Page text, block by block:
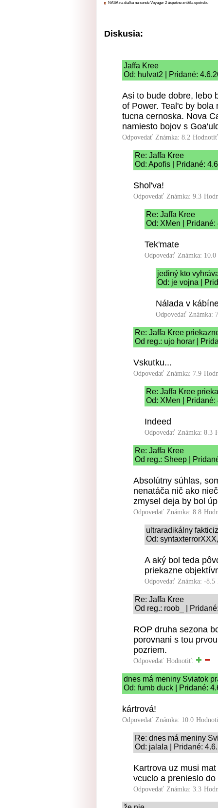
NASA na diaľku na sonde Voyager 2 úspešne znížila spotrebu
Diskusia:
Jaffa Kree
Od: hulvat2 | Pridané:
Asi to bude dobre, lebo
of Power. Teal'c by
tucna cernoska. Nova
namiesto bojov s
Odpovedať Známka: 8.2
Re: Jaffa Kree
Od: Apofis | Pridané:
Shol'va!
Odpovedať Známka: 9.3
Re: Jaffa Kree
Od: XMen |
Tek'mate
Odpovedať Známka: 10.0
jediný kto
Od: je vojna |
Nálada v
Odpovedať Známka:
Re: Jaffa Kree
Od reg.: ujo horar |
Vskutku...
Odpovedať Známka: 7.9
Re: Jaffa Kree
Od: XMen |
Indeed
Odpovedať Známka: 8.3
Re: Jaffa Kree
Od reg.: Sheep |
Absolútny súhlas,
nenatáča nič ako
zmysel deja by bol
Odpovedať Známka: 8.8
ultraradikálny
Od:
A aký bol teda
priekazne
Odpovedať Známka: -8.5
Re: Jaffa Kree
Od reg.: roob_ |
ROP druha sezona
porovnani s tou
pozriem.
Odpovedať Hodnotiť:
dnes má meniny Sviatok
Od: fumb duck | Pridané:
kártrová!
Odpovedať Známka: 10.0
Re: dnes má meniny
Od: jalala | Pridané:
Kartrova uz musi
vcuclo a prenieslo
Odpovedať Známka: 3.3